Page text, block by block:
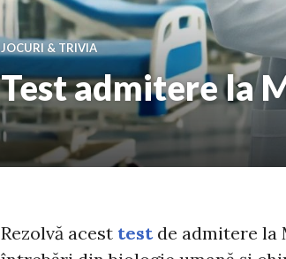
JOCURI & TRIVIA
Test admitere la
Rezolvă acest testde admitere la